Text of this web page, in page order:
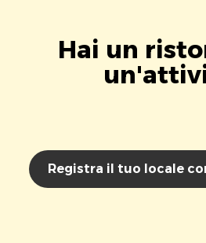
Hai un
Registra il tuo locale